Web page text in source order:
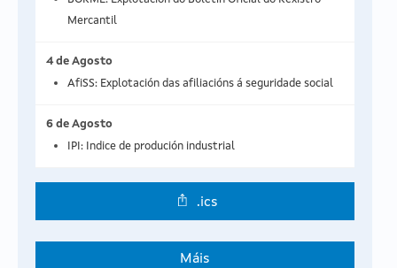
Mercantil
4 de Agosto
AfiSS: Explotación das afiliacións á seguridade social
6 de Agosto
IPI: Indice de produción industrial
.ics
Máis